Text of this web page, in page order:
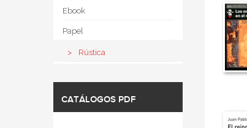
Ebook
Papel
Rústica
CATÁLOGOS PDF